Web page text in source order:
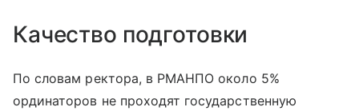
Качество подготовки
По словам ректора, в РМАНПО около 5%
ординаторов не проходят государственную